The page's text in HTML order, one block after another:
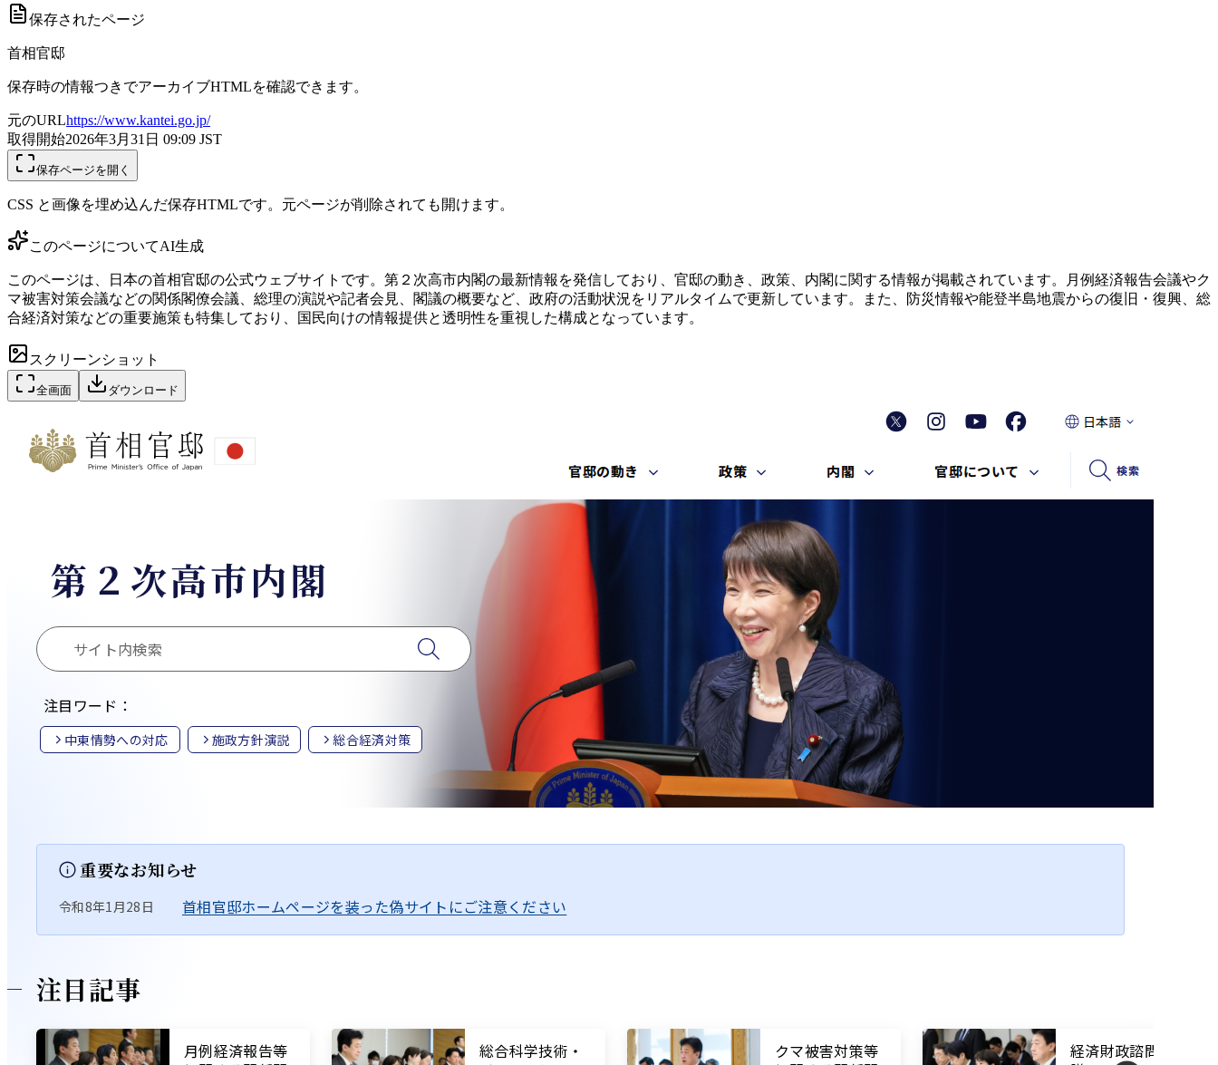
保存されたページ
首相官邸
保存時の情報つきでアーカイブHTMLを確認できます。
元のURLhttps://www.kantei.go.jp/
取得開始2026年3月31日 09:09 JST
保存ページを開く
CSS と画像を埋め込んだ保存HTMLです。元ページが削除されても開けます。
このページについてAI生成
このページは、日本の首相官邸の公式ウェブサイトです。第２次高市内閣の最新情報を発信しており、官邸の動き、政策、内閣に関する情報が掲載されています。月例経済報告会議やク
マ被害対策会議などの関係閣僚会議、総理の演説や記者会見、閣議の概要など、政府の活動状況をリアルタイムで更新しています。また、防災情報や能登半島地震からの復旧・復興、総
合経済対策などの重要施策も特集しており、国民向けの情報提供と透明性を重視した構成となっています。
スクリーンショット
全画面 ダウンロード